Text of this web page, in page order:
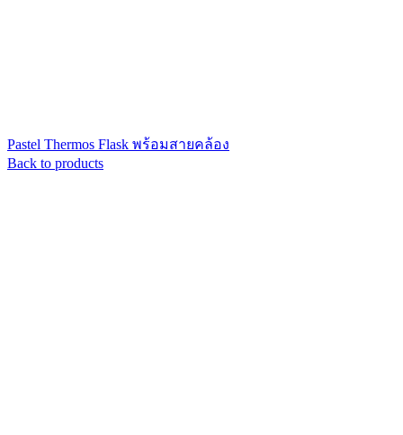
Pastel Thermos Flask พร้อมสายคล้อง
Back to products